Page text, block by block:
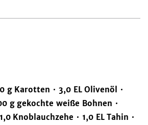
g Karotten 3,0 EL Olivenöl
g gekochte weiße Bohnen
1,0 Knoblauchzehe 1,0 EL Tahin